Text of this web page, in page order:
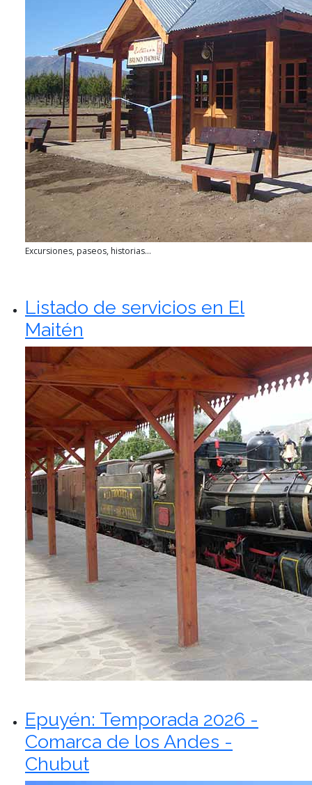
Excursiones, paseos, historias...
Listado de servicios en El
Maitén
Epuyén: Temporada 2026 -
Comarca de los Andes -
Chubut